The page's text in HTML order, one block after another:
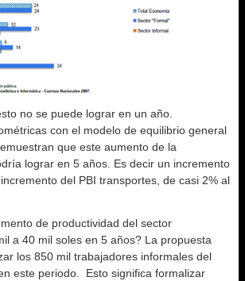
no se puede lograr en un año.
con el modelo de equilibrio general
que este aumento de la
lograr en 5 años. Es decir un incremento
del PBI transportes, de casi 2% al
de productividad del sector
a 40 mil soles en 5 años? La propuesta
los 850 mil trabajadores informales del
este periodo. Esto significa formalizar